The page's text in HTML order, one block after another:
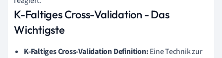
K-Faltiges Cross-Validation - Das
Wichtigste
K-Faltiges Cross-Validation Definition:Eine Technik zur